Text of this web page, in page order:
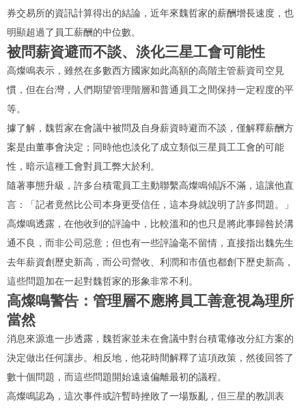
券交易所的資訊計算得出的結論，近年來魏哲家的薪酬增長速度，也
明顯超過了員工薪酬的中位數。
被問薪資避而不談、淡化三星工會可能性
高燦鳴表示，雖然在多數西方國家如此高額的高階主管薪資司空見
慣，但在台灣，人們期望管理階層和普通員工之間保持一定程度的平
等。
據了解，魏哲家在會議中被問及自身薪資時避而不談，僅解釋薪酬方
案是由董事會決定；同時他也淡化了成立類似三星員工工會的可能
性，暗示這種工會對員工弊大於利。
隨著事態升級，許多台積電員工主動聯繫高燦鳴傾訴不滿，這讓他直
言：「記者竟然比公司本身更受信任，這本身就說明了許多問題。」
高燦鳴透露，在他收到的評論中，比較溫和的也只是將此事歸咎於溝
通不良，而非公司惡意；但也有一些評論毫不留情，直接指出魏先生
去年薪資創歷史新高，而公司營收、利潤和市值也都創下歷史新高，
這些問題加在一起對魏哲家的形象非常不利。
高燦鳴警告：管理層不應將員工善意視為理所
當然
消息來源進一步透露，魏哲家並未在會議中對台積電修改分紅方案的
決定做出任何讓步。相反地，他花時間解釋了這項政策，然後回答了
數十個問題，而這些問題開始遠遠偏離最初的議程。
高燦鳴認為，這次事件或許暫時挫敗了一場叛亂，但三星的教訓表